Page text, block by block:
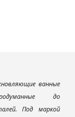
ванные
до
Под маркой